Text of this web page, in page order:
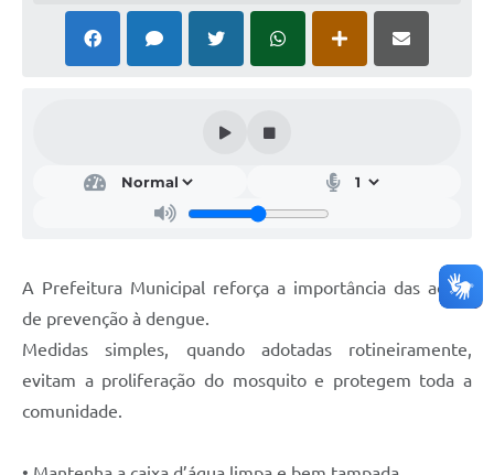
Administração
Sala Mineira do Empreendedor
MROSC - Parcerias
Notícias
Contratos
A Prefeitura Municipal reforça a importância das ações
de prevenção à dengue.
Medidas simples, quando adotadas rotineiramente,
evitam a proliferação do mosquito e protegem toda a
comunidade.